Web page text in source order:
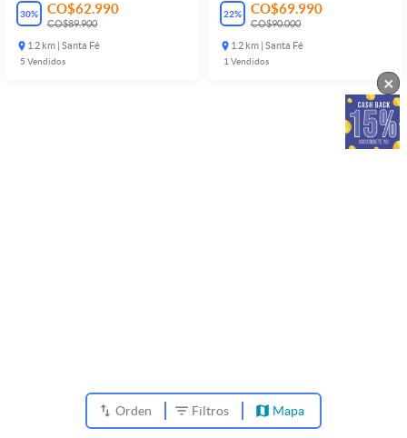
30% CO$62.990
CO$89.900
1.2 km | Santa Fé
5 Vendidos
22% CO$69.990
CO$90.000
1.2 km | Santa Fé
1 Vendidos
Orden Filtros Mapa
×